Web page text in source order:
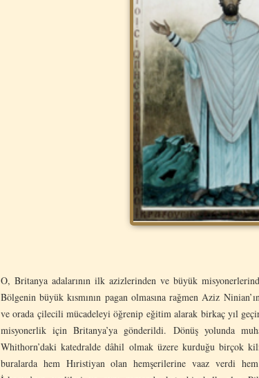
O, Britanya adalarının ilk azizlerinden ve büyük
Bölgenin büyük kısmının pagan olmasına rağmen Aziz
ve orada çilecili mücadeleyi öğrenip eğitim alarak birkaç yıl
misyonerlik için Britanya’ya gönderildi. Dönüş yolunda
Whithorn’daki katedralde dâhil olmak üzere kurduğu birçok
buralarda hem Hıristiyan olan hemşerilerine vaaz verdi